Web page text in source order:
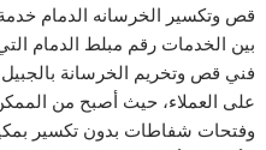
قص وتكسير الخرسانه الدمام
بين الخدمات رقم مبلط الدمام
فني قص وتخريم الخرسانة
على العملاء، حيث أصبح من
وفتحات شفاطات بدون تكسير